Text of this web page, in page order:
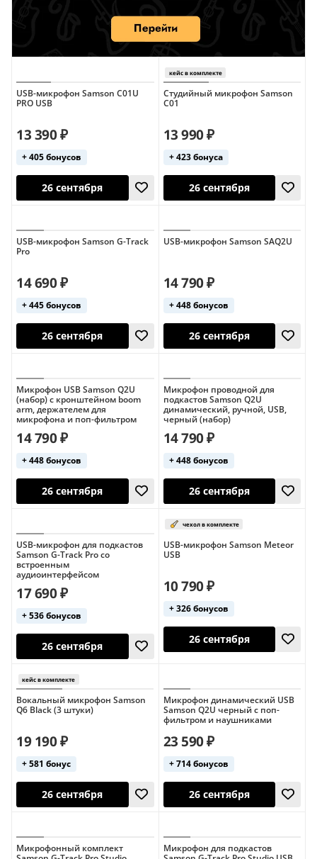
USB-микрофон Samson C01U
PRO USB
13 390 ₽
+ 405 бонусов
26 сентября
Студийный микрофон Samson
C01
кейс в комплекте
13 990 ₽
+ 423 бонуса
26 сентября
USB-микрофон Samson G-Track
Pro
14 690 ₽
+ 445 бонусов
26 сентября
USB-микрофон Samson SAQ2U
14 790 ₽
+ 448 бонусов
26 сентября
Микрофон USB Samson Q2U
(набор) с кронштейном boom
arm, держателем для
микрофона и поп-фильтром
14 790 ₽
+ 448 бонусов
26 сентября
Микрофон проводной для
подкастов Samson Q2U
динамический, ручной, USB,
черный (набор)
14 790 ₽
+ 448 бонусов
USB-микрофон для подкастов
Samson G-Track Pro со
встроенным
аудиоинтерфейсом
17 690 ₽
+ 536 бонусов
USB-микрофон Samson Meteor
USB
10 790 ₽
+ 326 бонусов
Вокальный микрофон Samson
Q6 Black (3 штуки)
19 190 ₽
+ 581 бонус
Микрофон динамический USB
Samson Q2U черный с поп-
фильтром и наушниками
23 590 ₽
+ 714 бонусов
Микрофонный комплект
Микрофон для подкастов